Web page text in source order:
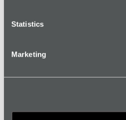
Statistics
Marketing
John Feather
Vizepräsident Operations